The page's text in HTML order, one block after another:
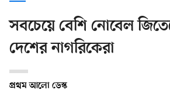
সবচেয়ে বেশি নোবেল
দেশের নাগরিকেরা
প্রথম আলো ডেস্ক